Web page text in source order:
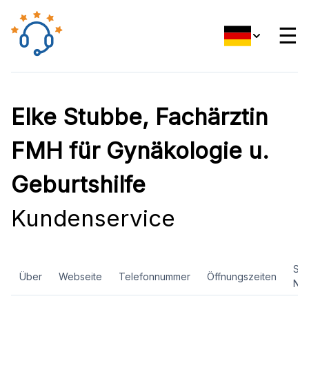
☰
Elke Stubbe, Fachärztin
FMH für Gynäkologie u.
Geburtshilfe
Kundenservice
Über Webseite Telefonnummer Öffnungszeiten